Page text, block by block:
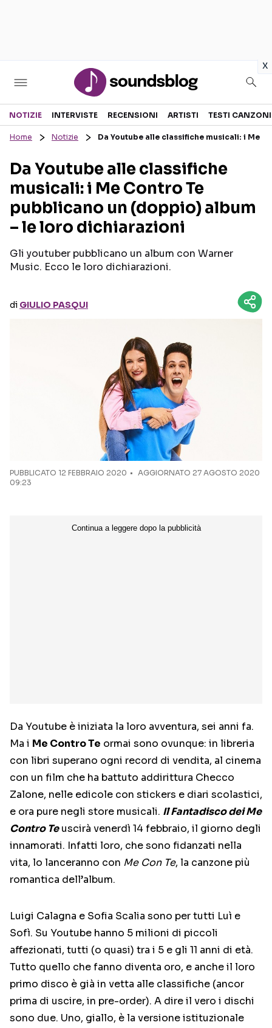
x
Sezioni
RECENSIONI MUSICALI
INTERVISTE
GOSSIP E CURIOSITÀ
TESTI CANZONI
TOUR ED EVENTI
TALENT SHOW
NOTIZIE INTERVISTE RECENSIONI ARTISTI TESTI CANZONI
Home Notizie Da Youtube alle classifiche musicali: i Me
Da Youtube alle classifiche
musicali: i Me Contro Te
pubblicano un (doppio) album
– le loro dichiarazioni
Gli youtuber pubblicano un album con Warner
Music. Ecco le loro dichiarazioni.
di GIULIO PASQUI
PUBBLICATO 12 FEBBRAIO 2020
AGGIORNATO 27 AGOSTO 2020
09:23
Da Youtube è iniziata la loro avventura, sei anni fa.
Ma i Me Contro Te ormai sono ovunque: in libreria
con libri superano ogni record di vendita, al cinema
con un film che ha battuto addirittura Checco
Zalone, nelle edicole con stickers e diari scolastici,
e ora pure negli store musicali. Il Fantadisco dei Me
Contro Teuscirà venerdì 14 febbraio, il giorno degli
innamorati. Infatti loro, che sono fidanzati nella
vita, lo lanceranno con Me Con Te, la canzone più
romantica dell’album.
Luigi Calagna e Sofia Scalia sono per tutti Luì e
Sofì. Su Youtube hanno 5 milioni di piccoli
affezionati, tutti (o quasi) tra i 5 e gli 11 anni di età.
Tutto quello che fanno diventa oro, e anche il loro
primo disco è già in vetta alle classifiche (ancor
prima di uscire, in pre-order). A dire il vero i dischi
sono due. Uno, giallo, è la versione istituzionale